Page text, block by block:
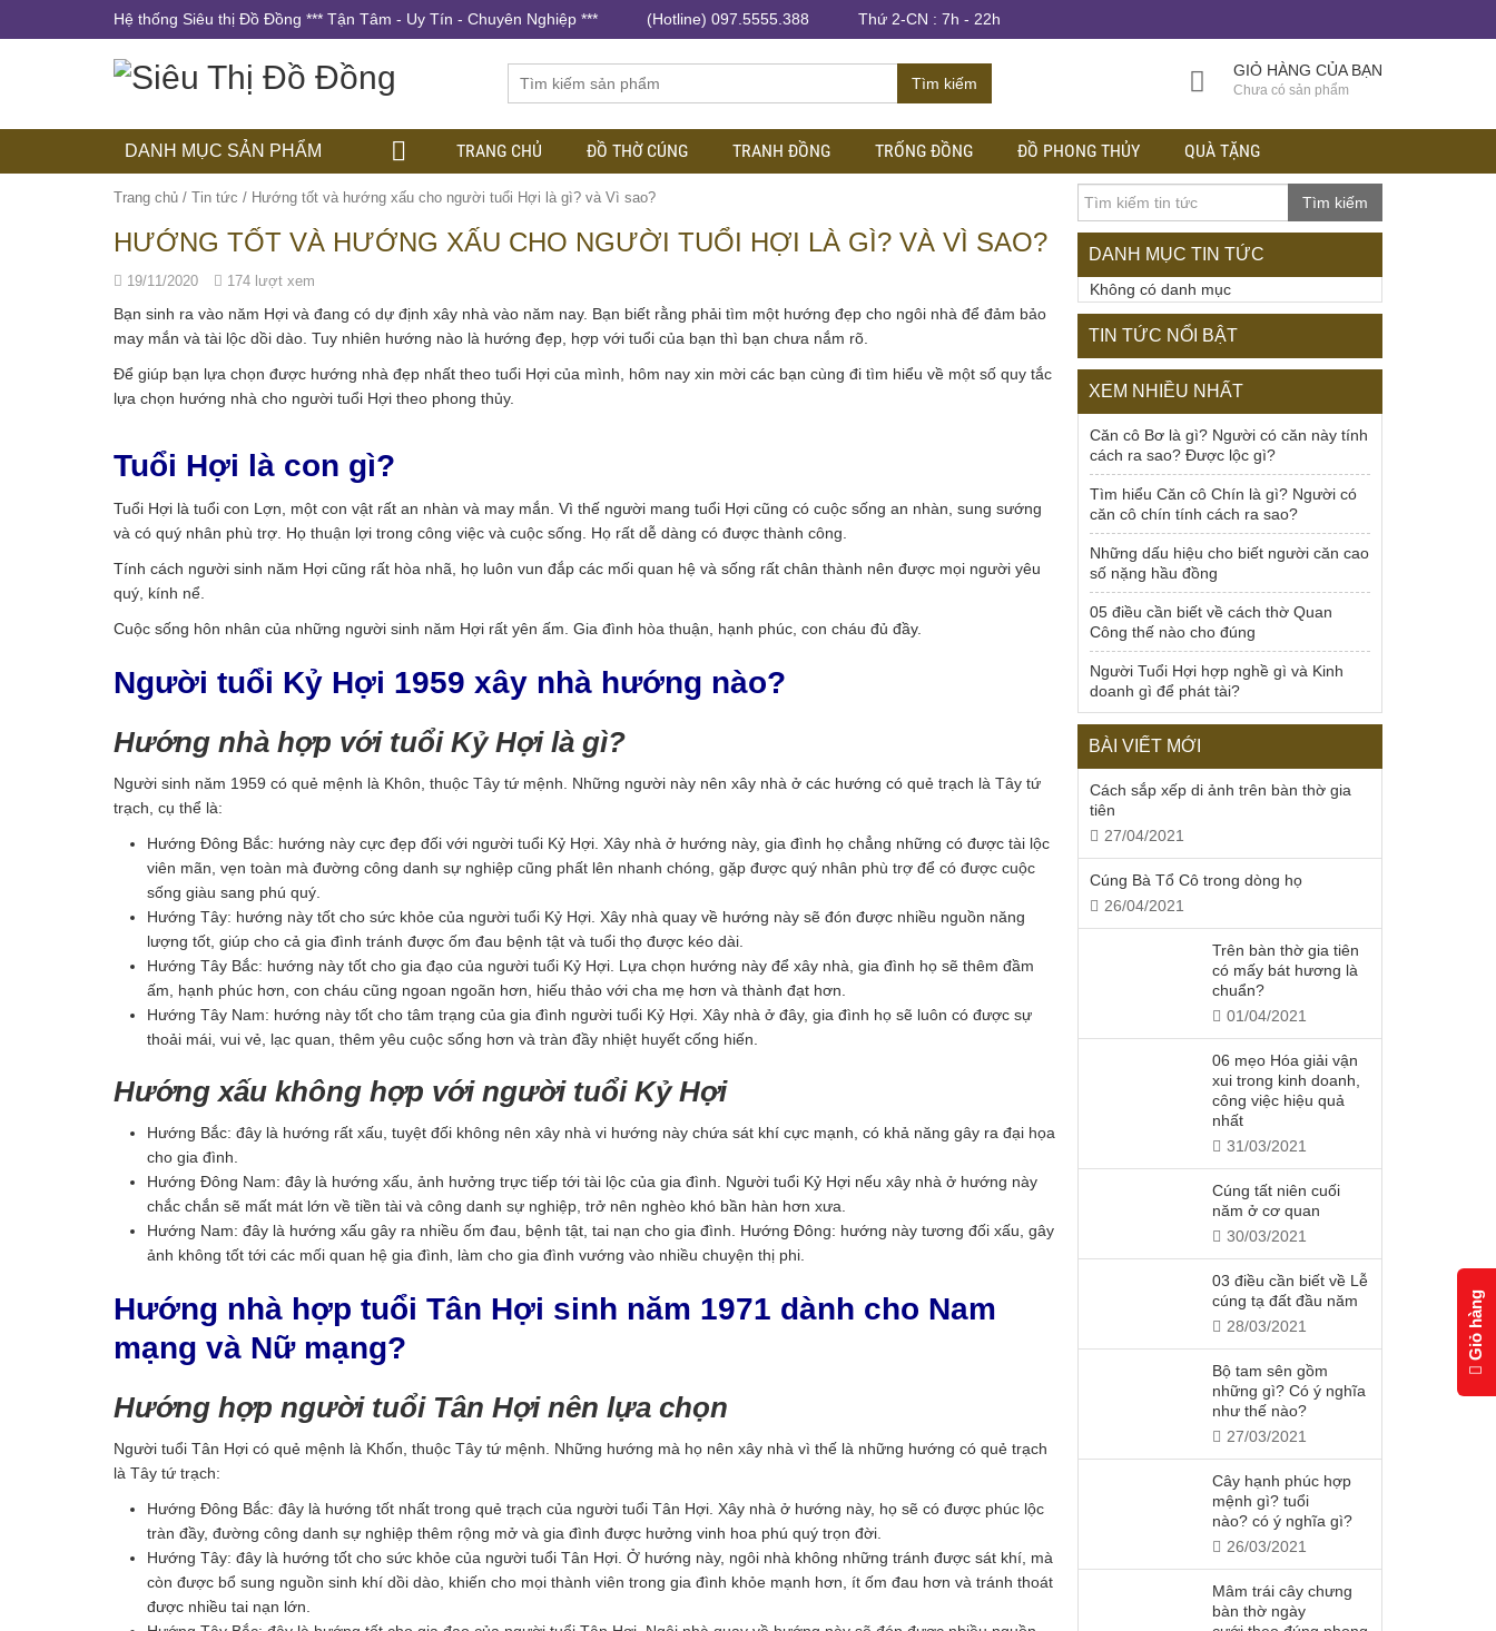
Hệ thống Siêu thị Đồ Đồng *** Tận Tâm - Uy Tín - Chuyên Nghiệp *** (Hotline) 097.5555.388 Thứ 2-CN : 7h - 22h
Tìm kiếm
GIỎ HÀNG CỦA BẠN
Chưa có sản phẩm
DANH MỤC SẢN PHẨM TRANG CHỦ ĐỒ THỜ CÚNG TRANH ĐỒNG TRỐNG ĐỒNG ĐỒ PHONG THỦY QUÀ TẶNG
Trang chủ / Tin tức / Hướng tốt và hướng xấu cho người tuổi Hợi là gì? và Vì sao?
HƯỚNG TỐT VÀ HƯỚNG XẤU CHO NGƯỜI TUỔI HỢI LÀ GÌ? VÀ VÌ SAO?
19/11/2020 174 lượt xem
Bạn sinh ra vào năm Hợi và đang có dự định xây nhà vào năm nay. Bạn biết rằng phải tìm một hướng đẹp cho ngôi nhà để đảm bảo
may mắn và tài lộc dồi dào. Tuy nhiên hướng nào là hướng đẹp, hợp với tuổi của bạn thì bạn chưa nắm rõ.
Để giúp bạn lựa chọn được hướng nhà đẹp nhất theo tuổi Hợi của mình, hôm nay xin mời các bạn cùng đi tìm hiểu về một số quy tắc
lựa chọn hướng nhà cho người tuổi Hợi theo phong thủy.
Tuổi Hợi là con gì?
Tuổi Hợi là tuổi con Lợn, một con vật rất an nhàn và may mắn. Vì thế người mang tuổi Hợi cũng có cuộc sống an nhàn, sung sướng
và có quý nhân phù trợ. Họ thuận lợi trong công việc và cuộc sống. Họ rất dễ dàng có được thành công.
Tính cách người sinh năm Hợi cũng rất hòa nhã, họ luôn vun đắp các mối quan hệ và sống rất chân thành nên được mọi người yêu
quý, kính nể.
Cuộc sống hôn nhân của những người sinh năm Hợi rất yên ấm. Gia đình hòa thuận, hạnh phúc, con cháu đủ đầy.
Người tuổi Kỷ Hợi 1959 xây nhà hướng nào?
Hướng nhà hợp với tuổi Kỷ Hợi là gì?
Người sinh năm 1959 có quẻ mệnh là Khôn, thuộc Tây tứ mệnh. Những người này nên xây nhà ở các hướng có quẻ trạch là Tây tứ
trạch, cụ thể là:
Hướng Đông Bắc: hướng này cực đẹp đối với người tuổi Kỷ Hợi. Xây nhà ở hướng này, gia đình họ chẳng những có được tài lộc
viên mãn, vẹn toàn mà đường công danh sự nghiệp cũng phất lên nhanh chóng, gặp được quý nhân phù trợ để có được cuộc
sống giàu sang phú quý.
Hướng Tây: hướng này tốt cho sức khỏe của người tuổi Kỷ Hợi. Xây nhà quay về hướng này sẽ đón được nhiều nguồn năng
lượng tốt, giúp cho cả gia đình tránh được ốm đau bệnh tật và tuổi thọ được kéo dài.
Hướng Tây Bắc: hướng này tốt cho gia đạo của người tuổi Kỷ Hợi. Lựa chọn hướng này để xây nhà, gia đình họ sẽ thêm đầm
ấm, hạnh phúc hơn, con cháu cũng ngoan ngoãn hơn, hiếu thảo với cha mẹ hơn và thành đạt hơn.
Hướng Tây Nam: hướng này tốt cho tâm trạng của gia đình người tuổi Kỷ Hợi. Xây nhà ở đây, gia đình họ sẽ luôn có được sự
thoải mái, vui vẻ, lạc quan, thêm yêu cuộc sống hơn và tràn đầy nhiệt huyết cống hiến.
Hướng xấu không hợp với người tuổi Kỷ Hợi
Hướng Bắc: đây là hướng rất xấu, tuyệt đối không nên xây nhà vi hướng này chứa sát khí cực mạnh, có khả năng gây ra đại họa
cho gia đình.
Hướng Đông Nam: đây là hướng xấu, ảnh hưởng trực tiếp tới tài lộc của gia đình. Người tuổi Kỷ Hợi nếu xây nhà ở hướng này
chắc chắn sẽ mất mát lớn về tiền tài và công danh sự nghiệp, trở nên nghèo khó bần hàn hơn xưa.
Hướng Nam: đây là hướng xấu gây ra nhiều ốm đau, bệnh tật, tai nạn cho gia đình. Hướng Đông: hướng này tương đối xấu, gây
ảnh không tốt tới các mối quan hệ gia đình, làm cho gia đình vướng vào nhiều chuyện thị phi.
Hướng nhà hợp tuổi Tân Hợi sinh năm 1971 dành cho Nam
mạng và Nữ mạng?
Hướng hợp người tuổi Tân Hợi nên lựa chọn
Người tuổi Tân Hợi có quẻ mệnh là Khốn, thuộc Tây tứ mệnh. Những hướng mà họ nên xây nhà vì thế là những hướng có quẻ trạch
là Tây tứ trạch:
Hướng Đông Bắc: đây là hướng tốt nhất trong quẻ trạch của người tuổi Tân Hợi. Xây nhà ở hướng này, họ sẽ có được phúc lộc
tràn đầy, đường công danh sự nghiệp thêm rộng mở và gia đình được hưởng vinh hoa phú quý trọn đời.
Hướng Tây: đây là hướng tốt cho sức khỏe của người tuổi Tân Hợi. Ở hướng này, ngôi nhà không những tránh được sát khí, mà
còn được bổ sung nguồn sinh khí dồi dào, khiến cho mọi thành viên trong gia đình khỏe mạnh hơn, ít ốm đau hơn và tránh thoát
được nhiều tai nạn lớn.
Tìm kiếm
DANH MỤC TIN TỨC
Không có danh mục
TIN TỨC NỔI BẬT
XEM NHIỀU NHẤT
Căn cô Bơ là gì? Người có căn này tính
cách ra sao? Được lộc gì?
Tìm hiểu Căn cô Chín là gì? Người có
căn cô chín tính cách ra sao?
Những dấu hiệu cho biết người căn cao
số nặng hầu đồng
05 điều cần biết về cách thờ Quan
Công thế nào cho đúng
Người Tuổi Hợi hợp nghề gì và Kinh
doanh gì để phát tài?
BÀI VIẾT MỚI
Cách sắp xếp di ảnh trên bàn thờ gia
tiên
27/04/2021
Cúng Bà Tổ Cô trong dòng họ
26/04/2021
Trên bàn thờ gia tiên
có mấy bát hương là
chuẩn?
01/04/2021
06 mẹo Hóa giải vận
xui trong kinh doanh,
công việc hiệu quả
nhất
31/03/2021
Cúng tất niên cuối
năm ở cơ quan
30/03/2021
03 điều cần biết về Lễ
cúng tạ đất đầu năm
28/03/2021
Bộ tam sên gồm
những gì? Có ý nghĩa
như thế nào?
27/03/2021
Cây hạnh phúc hợp
mệnh gì? tuổi
nào? có ý nghĩa gì?
26/03/2021
Mâm trái cây chưng
bàn thờ ngày
Giỏ hàng